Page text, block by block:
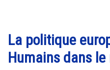
La politique
Humains dans le